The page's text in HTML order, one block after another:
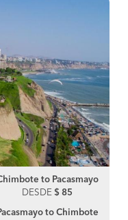
to Pacasmayo
DESDE $ 85
to Chimbote